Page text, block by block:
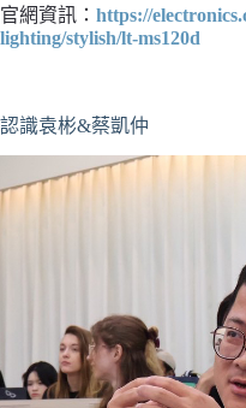
官網資訊： https://
lighting/stylish/lt-ms120d
認識袁彬&蔡凱仲